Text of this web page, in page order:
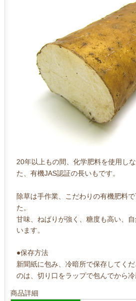
20年以上もの間、化学肥料を使用し
た、有機JAS認証の長いもです。
除草は手作業、こだわりの有機肥料
た。
甘味、ねばりが強く、糖度も高い、
います。
●保存方法
新聞紙に包み、冷暗所で保存してく
のは、切り口をラップで包んでから冷
商品詳細